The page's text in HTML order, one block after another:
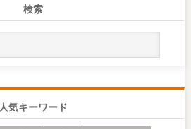
検索
人気キーワード